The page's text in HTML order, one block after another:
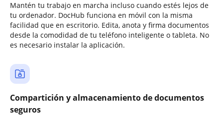
Mantén tu trabajo en marcha incluso cuando estés lejos de
tu ordenador. DocHub funciona en móvil con la misma
facilidad que en escritorio. Edita, anota y firma documentos
desde la comodidad de tu teléfono inteligente o tableta. No
es necesario instalar la aplicación.
Compartición y almacenamiento de documentos
seguros